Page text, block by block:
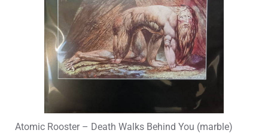
Atomic Rooster – Death Walks Behind You (marble)